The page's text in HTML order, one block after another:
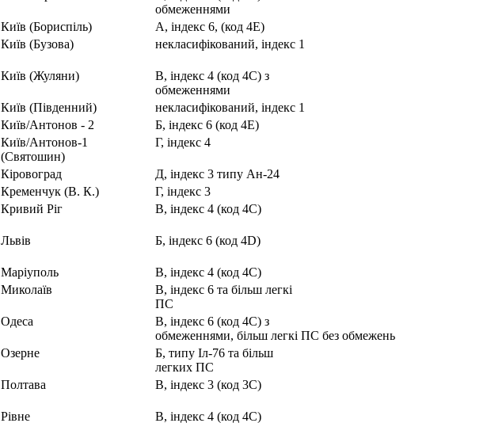
обмеженнями
Київ (Бориспіль) А, індекс 6, (код 4Е)
Київ (Бузова) некласифікований, індекс 1
Київ (Жуляни)
В, індекс 4 (код 4С) з
обмеженнями
Київ (Південний) некласифікований, індекс 1
Київ/Антонов - 2 Б, індекс 6 (код 4Е)
Київ/Антонов-1
(Святошин)
Г, індекс 4
Кіровоград Д, індекс 3 типу Ан-24
Кременчук (В. К.) Г, індекс 3
Кривий Ріг В, індекс 4 (код 4С)
Львів Б, індекс 6 (код 4D)
Маріуполь В, індекс 4 (код 4С)
Миколаїв
В, індекс 6 та більш легкі
ПС
Одеса
В, індекс 6 (код 4С) з
обмеженнями, більш легкі ПС без обмежень
Озерне
Б, типу Іл-76 та більш
легких ПС
Полтава В, індекс 3 (код 3С)
Рівне В, індекс 4 (код 4С)